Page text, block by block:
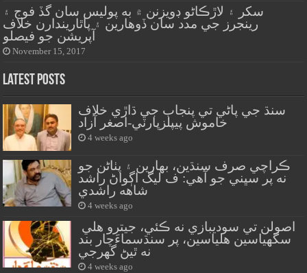
سکر ۽ لاڙڪاڻو ڊويزنن ۾ به پوليس سان گڏ فوج ۽
رينجرز جي مدد سان ڏوهارين ۽ پاٿاريندارن خلاف
آپريشن جو فيصلو
November 15, 2017
Latest Posts
سنڌ جي پاڻي تي پنجاب جي ڌاڙي خلاف
خاموش پيپلزپارٽي-اصغر آزاد
4 weeks ago
ڪراچي صرف سنڌين، بهارين ۽ پٺاڻن جو
نه پر سڀني جو آهي: ف ليگ اڳواڻ راشد
شاهه راشدي
4 weeks ago
سگهياسين هلياسين، پر سنڌسماءَچار بند
نه ٿيڻ گهرجي
4 weeks ago